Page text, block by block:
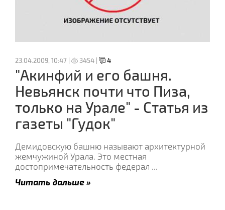
23.04.2009, 10:47 | 3454 | 4
"Акинфий и его башня.
Невьянск почти что Пиза,
только на Урале" - Статья из
газеты "Гудок"
Демидовскую башню называют архитектурной
жемчужиной Урала. Это местная
достопримечательность федерал ...
Читать дальше »